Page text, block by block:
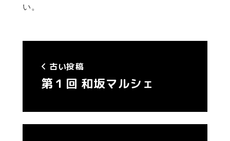
い。
古い投稿
第１回 和坂マルシェ